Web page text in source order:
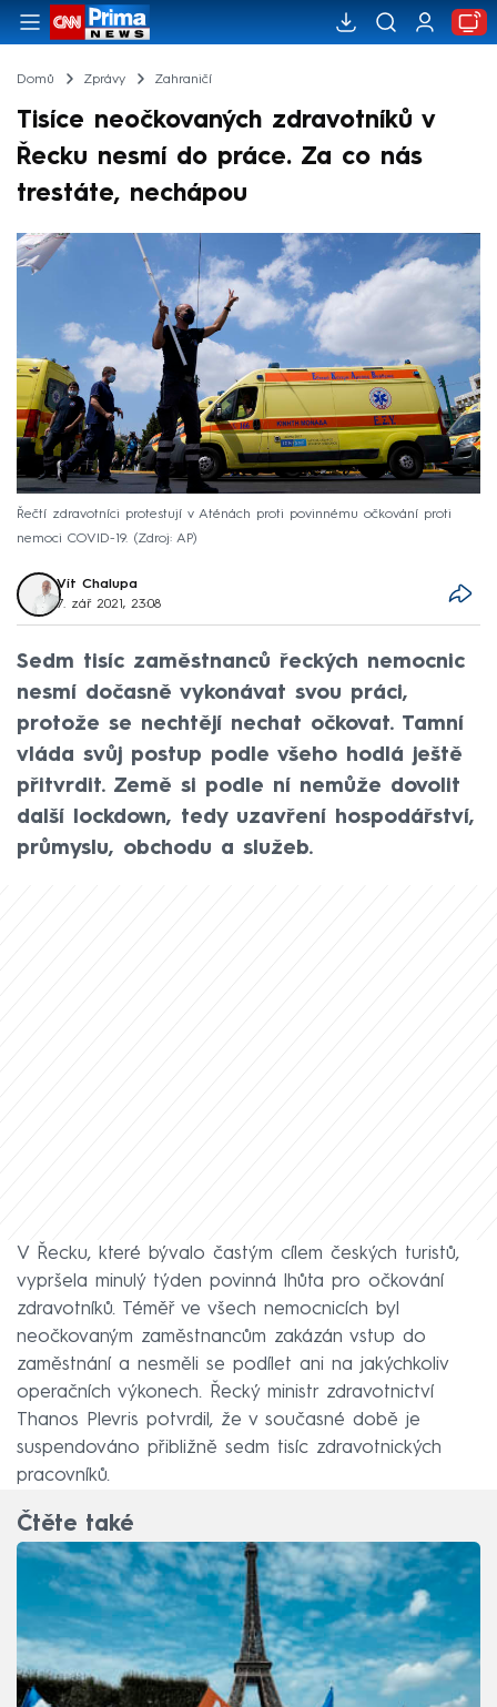
Domů Zprávy Zahraničí
Tisíce neočkovaných zdravotníků v
Řecku nesmí do práce. Za co nás
trestáte, nechápou
Řečtí zdravotníci protestují v Aténách proti povinnému očkování proti
nemoci COVID-19.
Zdroj: AP
Vít Chalupa
7. zář 2021, 23:08
Sedm tisíc zaměstnanců řeckých nemocnic
nesmí dočasně vykonávat svou práci,
protože se nechtějí nechat očkovat. Tamní
vláda svůj postup podle všeho hodlá ještě
přitvrdit. Země si podle ní nemůže dovolit
další lockdown, tedy uzavření hospodářství,
průmyslu, obchodu a služeb.
V Řecku, které bývalo častým cílem českých turistů,
vypršela minulý týden povinná lhůta pro očkování
zdravotníků. Téměř ve všech nemocnicích byl
neočkovaným zaměstnancům zakázán vstup do
zaměstnání a nesměli se podílet ani na jakýchkoliv
operačních výkonech. Řecký ministr zdravotnictví
Thanos Plevris potvrdil, že v současné době je
suspendováno přibližně sedm tisíc zdravotnických
pracovníků.
Čtěte také